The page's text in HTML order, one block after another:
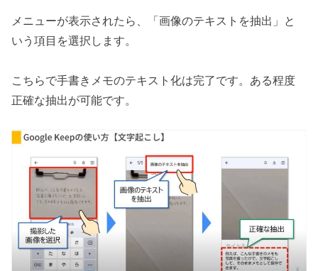
メニューが表示されたら、「画像のテキストを抽出」と
いう項目を選択します。
こちらで手書きメモのテキスト化は完了です。ある程度
正確な抽出が可能です。